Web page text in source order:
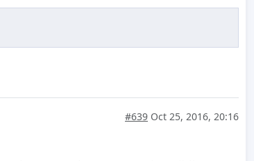
#639 Oct 25, 2016, 20:16